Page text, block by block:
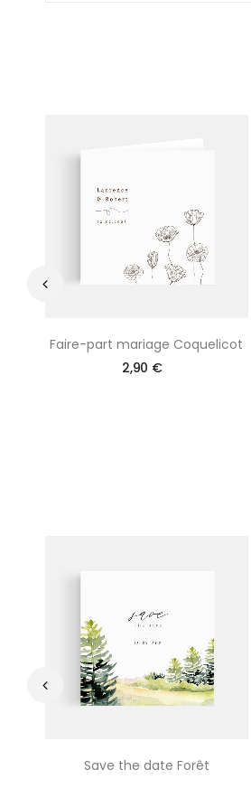
Faire-part mariage Coquelicot
2,90 €
Save the date Forêt